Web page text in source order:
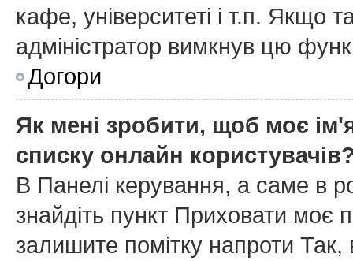
кафе, університеті і т.п. Якщо
адміністратор вимкнув цю
Догори
Як мені зробити, щоб моє
списку онлайн
В Панелі керування, а саме в
знайдіть пункт Приховати моє
залишите помітку напроти Так,